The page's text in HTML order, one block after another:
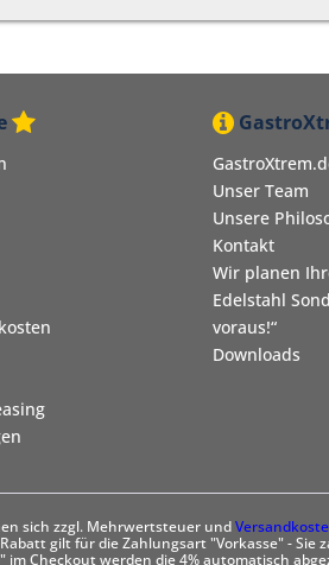
Unser Team
Unsere
Kontakt
Wir planen
Edelstahl
voraus!“
Downloads
sich zzgl. Mehrwertsteuer und
gilt für die Zahlungsart "Vorkasse" - Sie
Checkout werden die 4% automatisch